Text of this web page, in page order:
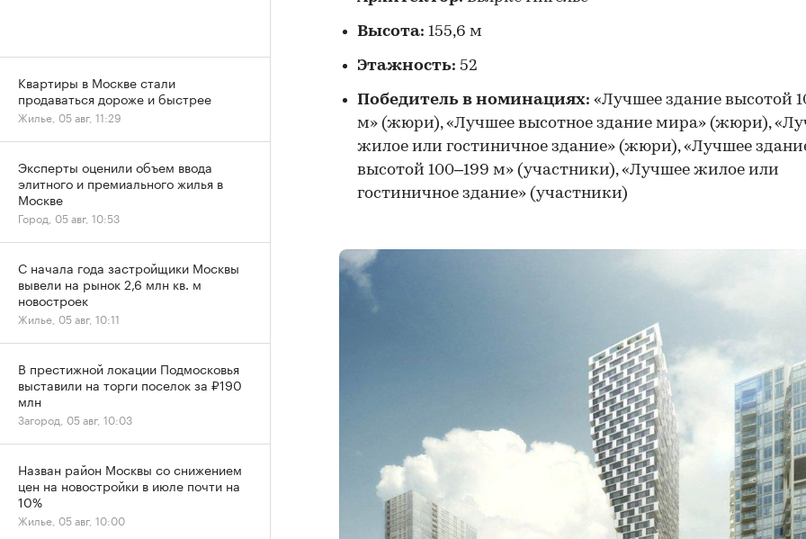
Высота: 155,6 м
Этажность: 52
Победитель в номинациях: «Лучшее здание высотой
м» (жюри), «Лучшее высотное здание мира» (жюри),
жилое или гостиничное здание» (жюри), «Лучшее
высотой 100–199 м» (участники), «Лучшее жилое или
гостиничное здание» (участники)
Квартиры в Москве стали
продаваться дороже и быстрее
Жилье, 05 авг, 11:29
Эксперты оценили объем ввода
элитного и премиального жилья в
Москве
Город, 05 авг, 10:53
С начала года застройщики Москвы
вывели на рынок 2,6 млн кв. м
новостроек
Жилье, 05 авг, 10:11
В престижной локации Подмосковья
выставили на торги поселок за ₽190
млн
Загород, 05 авг, 10:03
Назван район Москвы со снижением
цен на новостройки в июле почти на
10%
Жилье, 05 авг, 10:00